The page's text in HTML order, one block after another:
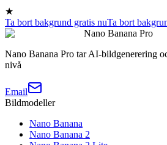
★
Ta bort bakgrund gratis nuTa bort
Nano Banana Pro
Nano Banana Pro tar AI-bildgenerering
nivå
Email
Bildmodeller
Nano Banana
Nano Banana 2